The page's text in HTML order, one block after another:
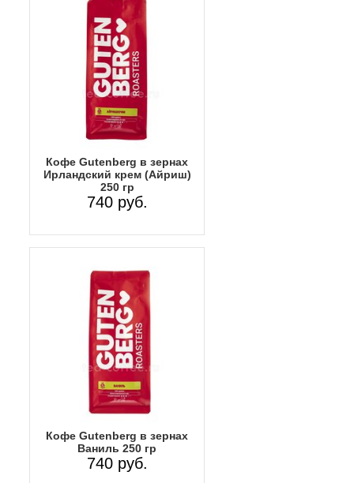
Кофе Gutenberg в зернах
Ирландский крем (Айриш)
250 гр
740 руб.
Кофе Gutenberg в зернах
Ваниль 250 гр
740 руб.